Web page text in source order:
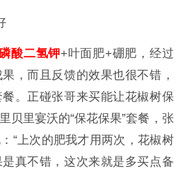
酸二氢钾+叶面肥+硼肥，经过
，而且反馈的效果也很不错，
。正碰张哥来买能让花椒树保
贝里宴沃的“保花保果”套餐，张
“上次的肥我才用两次，花椒树
真不错，这次来就是多买点备